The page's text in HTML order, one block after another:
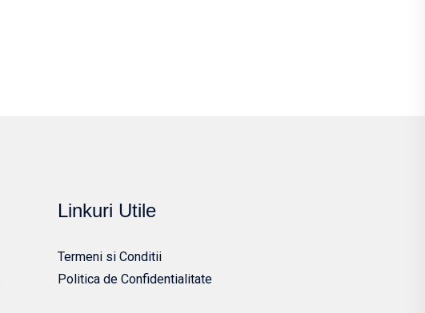
Linkuri Utile
Termeni si Conditii
Politica de Confidentialitate